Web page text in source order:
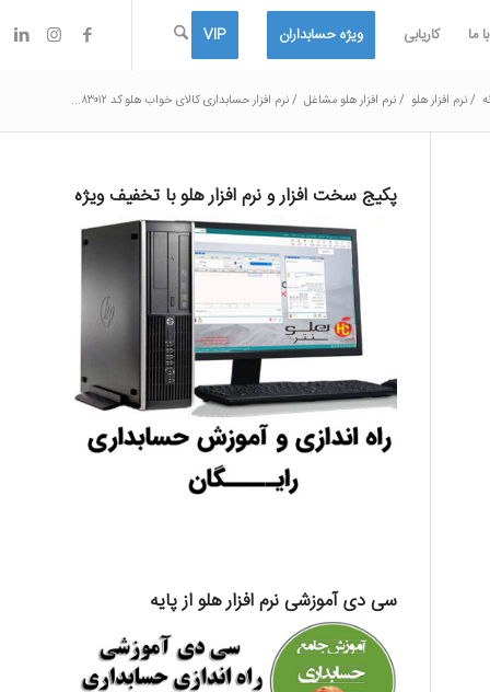
ما کاریابی ویژه حسابداران VIP
/نرم افزار هلو /نرم افزار هلو مشاغل /نرم افزار حسابداری کالای خواب هلو کد ۸۳۰۱۲...
پکیج سخت افزار و نرم افزار هلو با تخفیف ویژه
سی دی آموزشی نرم افزار هلو از پایه